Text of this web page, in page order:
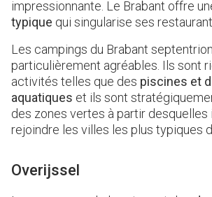
impressionnante. Le Brabant offre
typique qui singularise ses
Les campings du Brabant
particulièrement agréables. Ils sont
activités telles que des piscines et
aquatiques et ils sont
des zones vertes à partir
rejoindre les villes les plus typiques
Overijssel